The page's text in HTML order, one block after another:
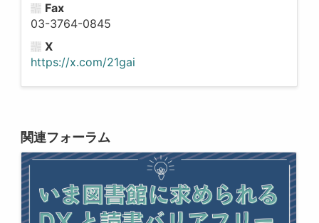
Fax
03-3764-0845
X
https://x.com/21gai
関連フォーラム